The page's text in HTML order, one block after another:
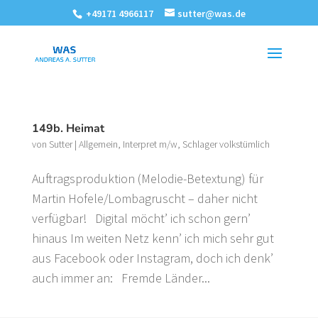
+49171 4966117 sutter@was.de
149b. Heimat
von Sutter| Allgemein, Interpret m/w, Schlager volkstümlich
Auftragsproduktion (Melodie-Betextung) für
Martin Hofele/Lombagruscht – daher nicht
verfügbar! Digital möcht’ ich schon gern’
hinaus Im weiten Netz kenn’ ich mich sehr gut
aus Facebook oder Instagram, doch ich denk’
auch immer an: Fremde Länder...